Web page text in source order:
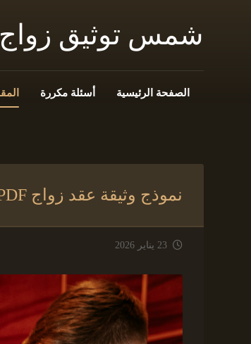
شمس توثيق
الصفحة الرئيسية أسئلة مكررة
نموذج وثيقة عقد زواج PDF في بروناي
23 يناير 2026